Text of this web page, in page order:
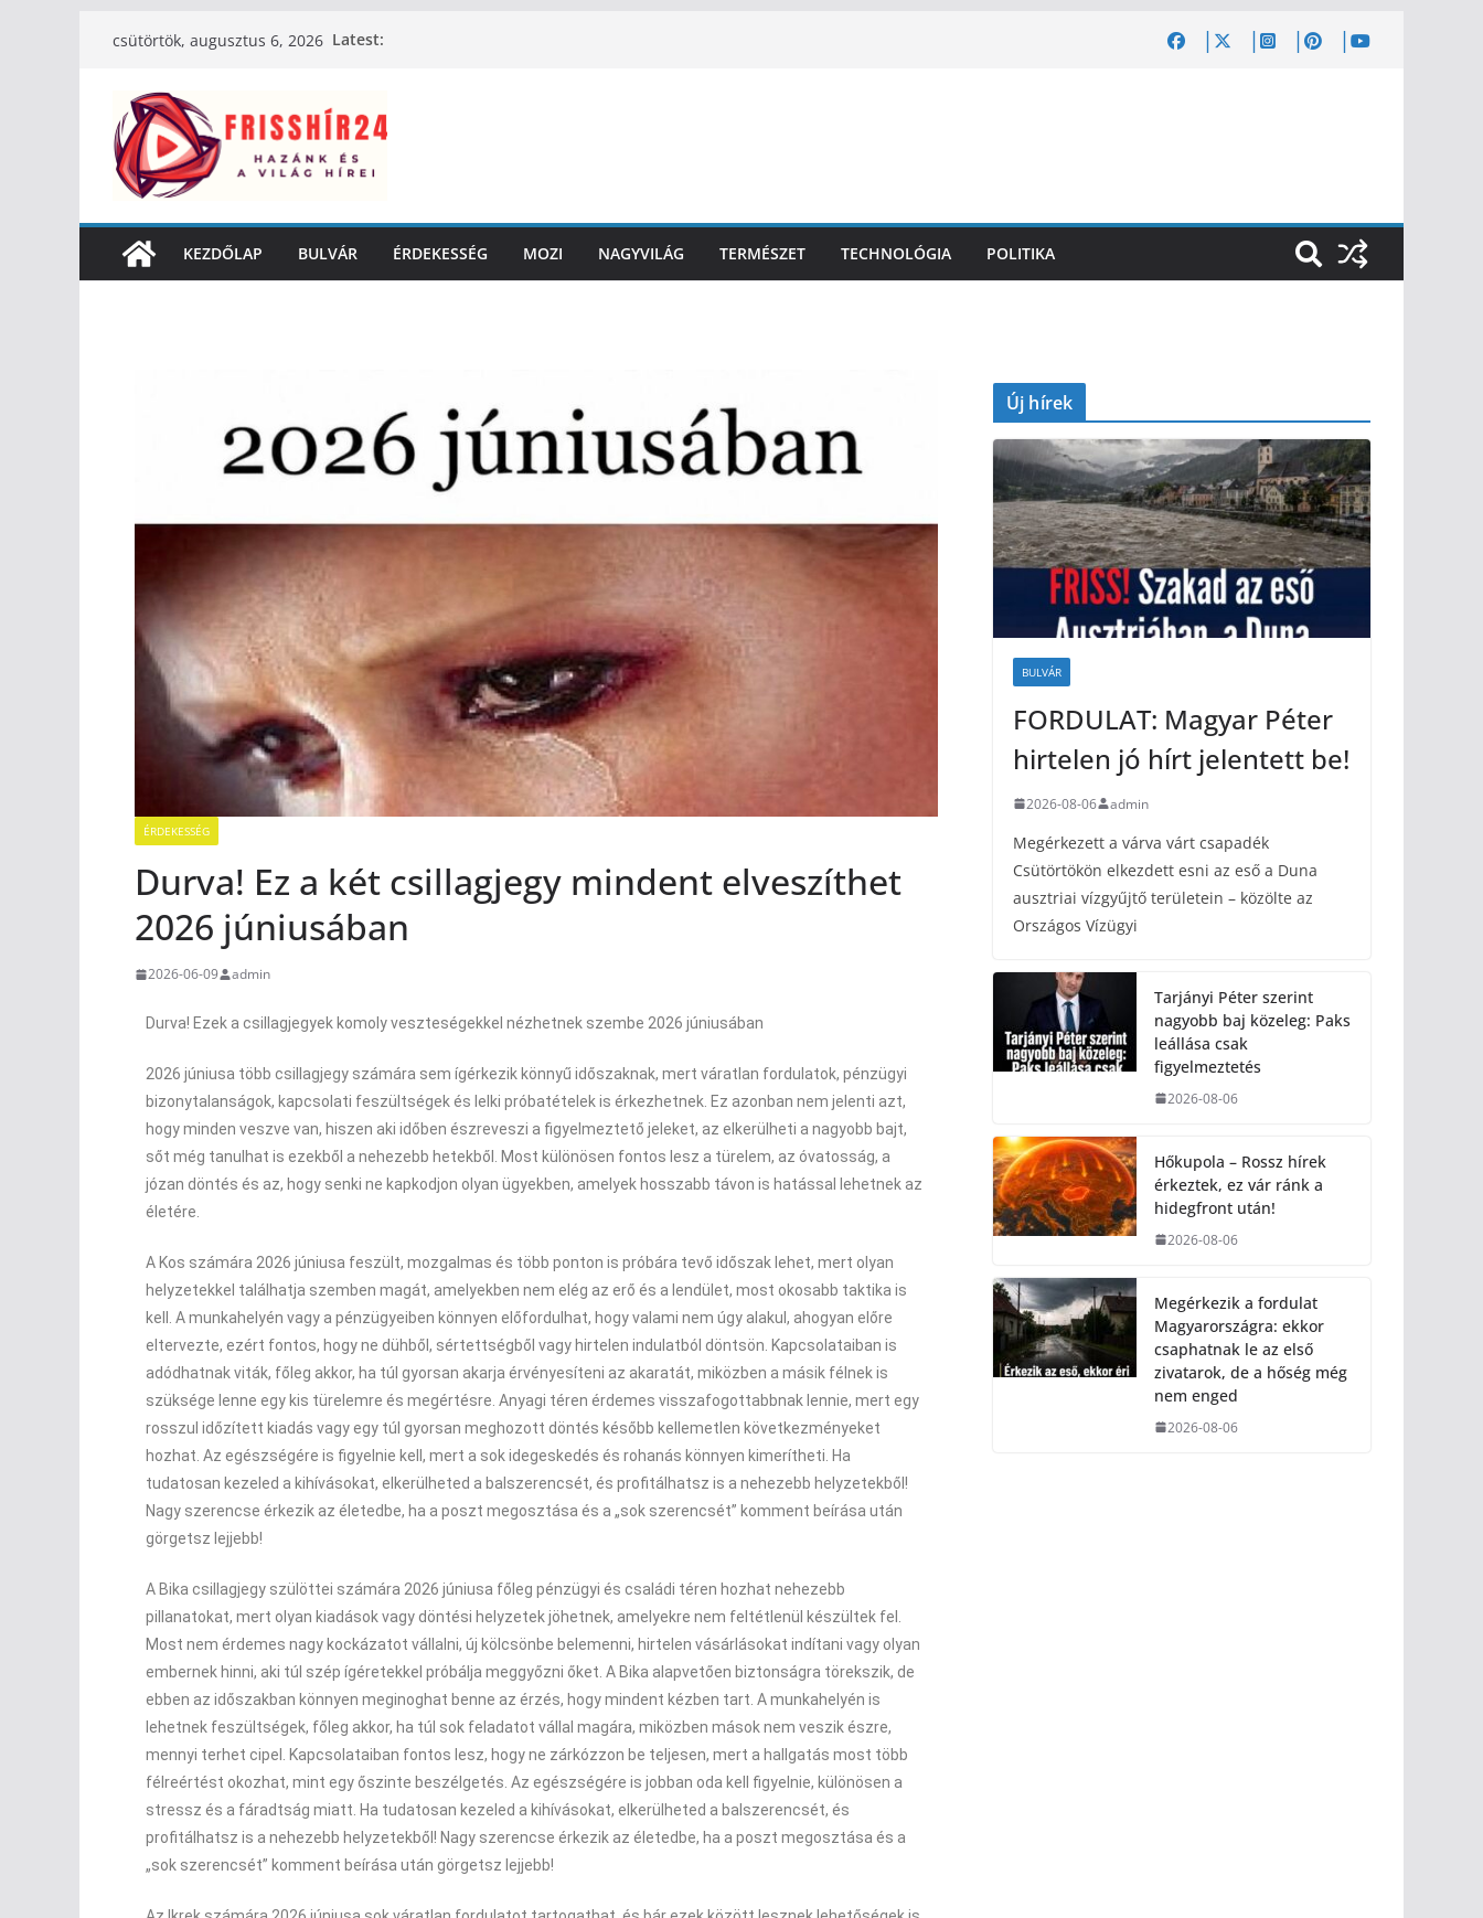
csütörtök, augusztus 6, 2026 Latest:
KEZDŐLAP BULVÁR ÉRDEKESSÉG MOZI NAGYVILÁG TERMÉSZET TECHNOLÓGIA POLITIKA
ÉRDEKESSÉG
Durva! Ez a két csillagjegy mindent elveszíthet
2026 júniusában
2026-06-09 admin
Durva! Ezek a csillagjegyek komoly veszteségekkel nézhetnek szembe 2026 júniusában
2026 júniusa több csillagjegy számára sem ígérkezik könnyű időszaknak, mert váratlan fordulatok, pénzügyi
bizonytalanságok, kapcsolati feszültségek és lelki próbatételek is érkezhetnek. Ez azonban nem jelenti azt,
hogy minden veszve van, hiszen aki időben észreveszi a figyelmeztető jeleket, az elkerülheti a nagyobb bajt,
sőt még tanulhat is ezekből a nehezebb hetekből. Most különösen fontos lesz a türelem, az óvatosság, a
józan döntés és az, hogy senki ne kapkodjon olyan ügyekben, amelyek hosszabb távon is hatással lehetnek az
életére.
A Kos számára 2026 júniusa feszült, mozgalmas és több ponton is próbára tevő időszak lehet, mert olyan
helyzetekkel találhatja szemben magát, amelyekben nem elég az erő és a lendület, most okosabb taktika is
kell. A munkahelyén vagy a pénzügyeiben könnyen előfordulhat, hogy valami nem úgy alakul, ahogyan előre
eltervezte, ezért fontos, hogy ne dühből, sértettségből vagy hirtelen indulatból döntsön. Kapcsolataiban is
adódhatnak viták, főleg akkor, ha túl gyorsan akarja érvényesíteni az akaratát, miközben a másik félnek is
szüksége lenne egy kis türelemre és megértésre. Anyagi téren érdemes visszafogottabbnak lennie, mert egy
rosszul időzített kiadás vagy egy túl gyorsan meghozott döntés később kellemetlen következményeket
hozhat. Az egészségére is figyelnie kell, mert a sok idegeskedés és rohanás könnyen kimerítheti. Ha
tudatosan kezeled a kihívásokat, elkerülheted a balszerencsét, és profitálhatsz is a nehezebb helyzetekből!
Nagy szerencse érkezik az életedbe, ha a poszt megosztása és a „sok szerencsét” komment beírása után
görgetsz lejjebb!
A Bika csillagjegy szülöttei számára 2026 júniusa főleg pénzügyi és családi téren hozhat nehezebb
pillanatokat, mert olyan kiadások vagy döntési helyzetek jöhetnek, amelyekre nem feltétlenül készültek fel.
Most nem érdemes nagy kockázatot vállalni, új kölcsönbe belemenni, hirtelen vásárlásokat indítani vagy olyan
embernek hinni, aki túl szép ígéretekkel próbálja meggyőzni őket. A Bika alapvetően biztonságra törekszik, de
ebben az időszakban könnyen meginoghat benne az érzés, hogy mindent kézben tart. A munkahelyén is
lehetnek feszültségek, főleg akkor, ha túl sok feladatot vállal magára, miközben mások nem veszik észre,
mennyi terhet cipel. Kapcsolataiban fontos lesz, hogy ne zárkózzon be teljesen, mert a hallgatás most több
félreértést okozhat, mint egy őszinte beszélgetés. Az egészségére is jobban oda kell figyelnie, különösen a
stressz és a fáradtság miatt. Ha tudatosan kezeled a kihívásokat, elkerülheted a balszerencsét, és
profitálhatsz is a nehezebb helyzetekből! Nagy szerencse érkezik az életedbe, ha a poszt megosztása és a
„sok szerencsét” komment beírása után görgetsz lejjebb!
Új hírek
BULVÁR
FORDULAT: Magyar Péter
hirtelen jó hírt jelentett be!
2026-08-06 admin
Megérkezett a várva várt csapadék
Csütörtökön elkezdett esni az eső a Duna
ausztriai vízgyűjtő területein – közölte az
Országos Vízügyi
Tarjányi Péter szerint
nagyobb baj közeleg: Paks
leállása csak
figyelmeztetés
2026-08-06
Hőkupola – Rossz hírek
érkeztek, ez vár ránk a
hidegfront után!
2026-08-06
Megérkezik a fordulat
Magyarországra: ekkor
csaphatnak le az első
zivatarok, de a hőség még
nem enged
2026-08-06